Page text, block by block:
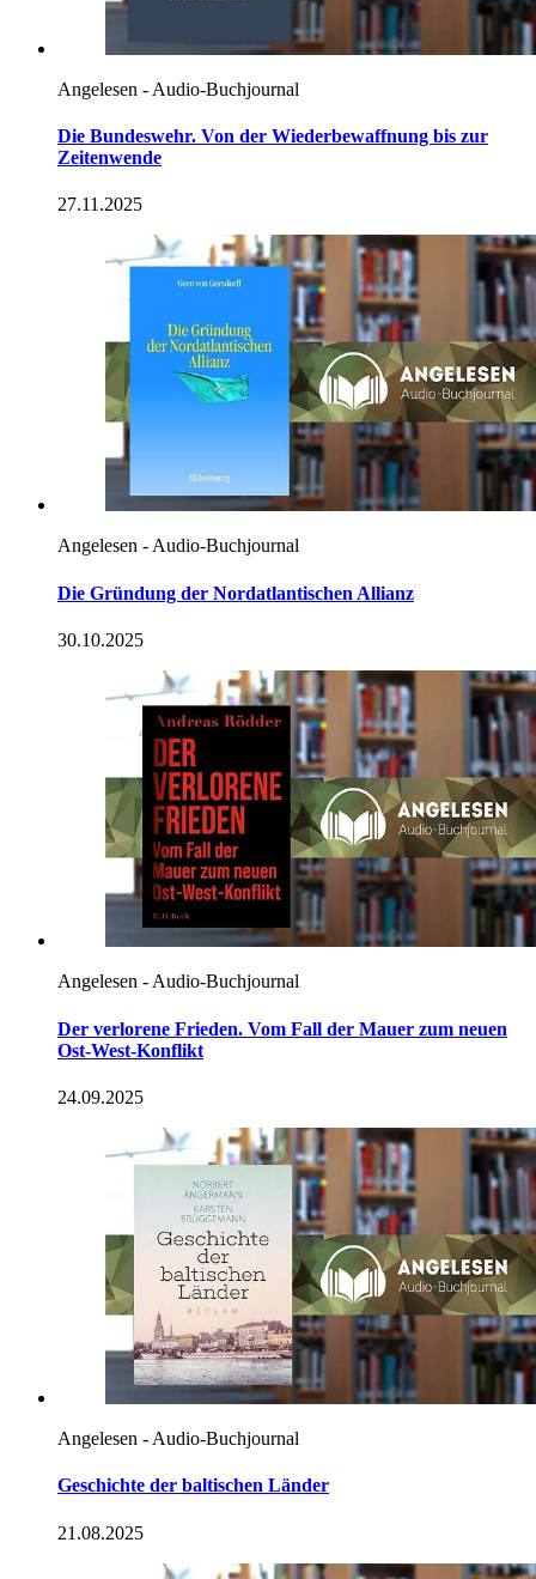
Angelesen - Audio-Buchjournal
Die Bundeswehr. Von der Wiederbewaffnung bis zur
Zeitenwende
27.11.2025
Angelesen - Audio-Buchjournal
Die Gründung der Nordatlantischen Allianz
30.10.2025
Angelesen - Audio-Buchjournal
Der verlorene Frieden. Vom Fall der Mauer zum neuen
Ost-West-Konflikt
24.09.2025
Angelesen - Audio-Buchjournal
Geschichte der baltischen Länder
21.08.2025